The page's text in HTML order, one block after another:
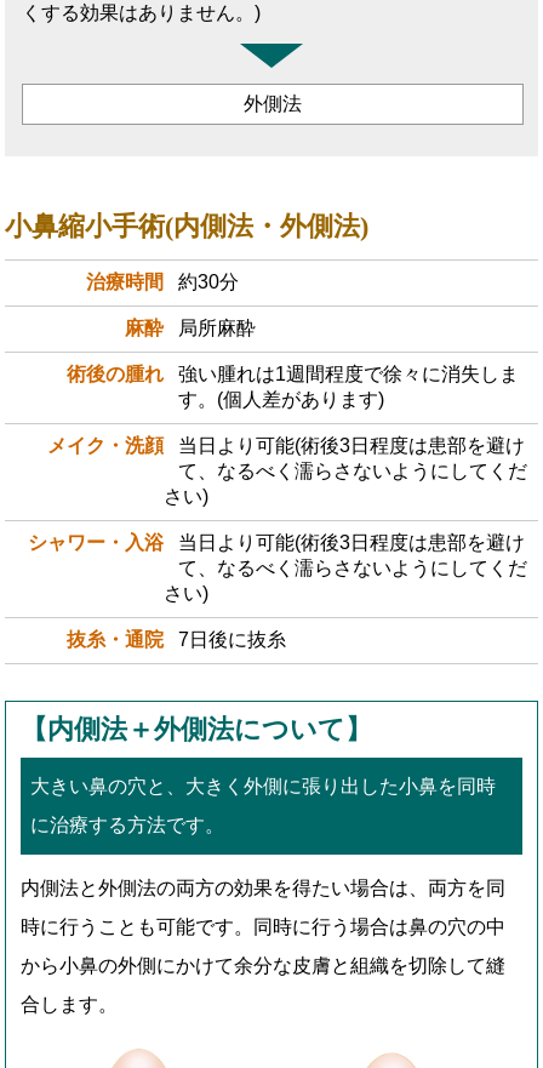
くする効果はありません。)
外側法
小鼻縮小手術(内側法・外側法)
治療時間 約30分
麻酔 局所麻酔
術後の腫れ
強い腫れは1週間程度で徐々に消失しま
す。(個人差があります)
メイク・洗顔
当日より可能(術後3日程度は患部を避け
て、なるべく濡らさないようにしてくだ
さい)
シャワー・入浴
当日より可能(術後3日程度は患部を避け
て、なるべく濡らさないようにしてくだ
さい)
抜糸・通院 7日後に抜糸
【内側法＋外側法について】
大きい鼻の穴と、大きく外側に張り出した小鼻を同時
に治療する方法です。
内側法と外側法の両方の効果を得たい場合は、両方を同
時に行うことも可能です。同時に行う場合は鼻の穴の中
から小鼻の外側にかけて余分な皮膚と組織を切除して縫
合します。